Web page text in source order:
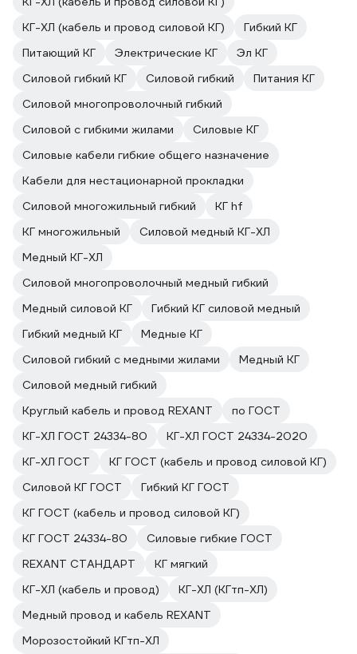
КГ-ХЛ (кабель и провод силовой КГ)
Гибкий КГ
Питающий КГ
Электрические КГ
Эл КГ
Силовой гибкий КГ
Силовой гибкий
Питания КГ
Силовой многопроволочный гибкий
Силовой с гибкими жилами
Силовые КГ
Силовые кабели гибкие общего назначение
Кабели для нестационарной прокладки
Силовой многожильный гибкий
КГ hf
КГ многожильный
Силовой медный КГ-ХЛ
Медный КГ-ХЛ
Силовой многопроволочный медный гибкий
Медный силовой КГ
Гибкий КГ силовой медный
Гибкий медный КГ
Медные КГ
Силовой гибкий с медными жилами
Медный КГ
Силовой медный гибкий
Круглый кабель и провод REXANT
по ГОСТ
КГ-ХЛ ГОСТ 24334-80
КГ-ХЛ ГОСТ 24334-2020
КГ-ХЛ ГОСТ
КГ ГОСТ (кабель и провод силовой КГ)
Силовой КГ ГОСТ
Гибкий КГ ГОСТ
КГ ГОСТ (кабель и провод силовой КГ)
КГ ГОСТ 24334-80
Силовые гибкие ГОСТ
REXANT СТАНДАРТ
КГ мягкий
КГ-ХЛ (кабель и провод)
КГ-ХЛ (КГтп-ХЛ)
Медный провод и кабель REXANT
Морозостойкий КГтп-ХЛ